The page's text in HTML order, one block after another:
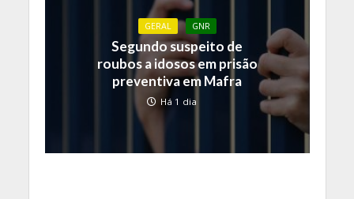
GERAL GNR
Segundo suspeito de
roubos a idosos em prisão
preventiva em Mafra
Há 1 dia